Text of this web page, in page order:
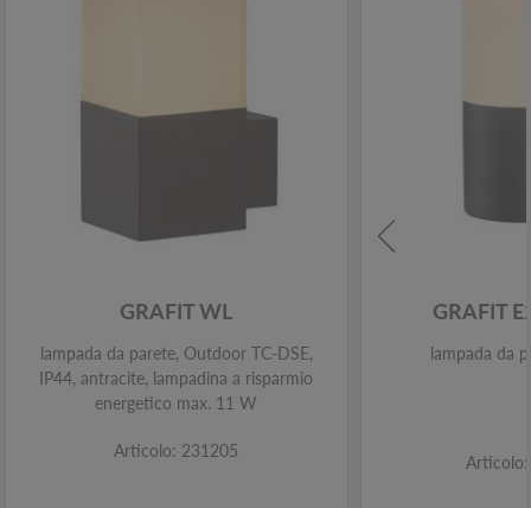
GRAFIT WL
lampada da parete, Outdoor TC-DSE,
IP44, antracite, lampadina a risparmio
energetico max. 11 W
Articolo: 231205
GRAFIT
lampada da